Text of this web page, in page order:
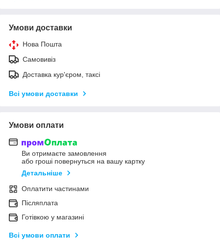
Умови доставки
Нова Пошта
Самовивіз
Доставка кур'єром, таксі
Всі умови доставки
Умови оплати
Ви отримаєте замовлення
або гроші повернуться на вашу картку
Детальніше
Оплатити частинами
Післяплата
Готівкою у магазині
Всі умови оплати